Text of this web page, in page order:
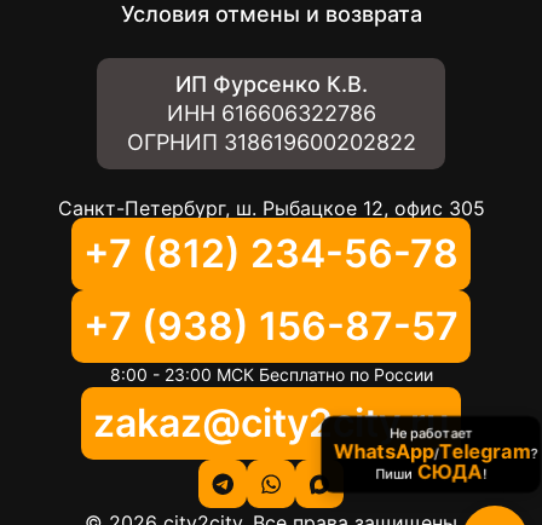
Условия отмены и возврата
ИП Фурсенко К.В.
ИНН 616606322786
ОГРНИП 318619600202822
Санкт-Петербург, ш. Рыбацкое 12, офис 305
+7 (812) 234-56-78
+7 (938) 156-87-57
8:00 - 23:00 МСК Бесплатно по России
zakaz@city2city.ru
Не работает
WhatsApp/Telegram?
Пиши СЮДА!